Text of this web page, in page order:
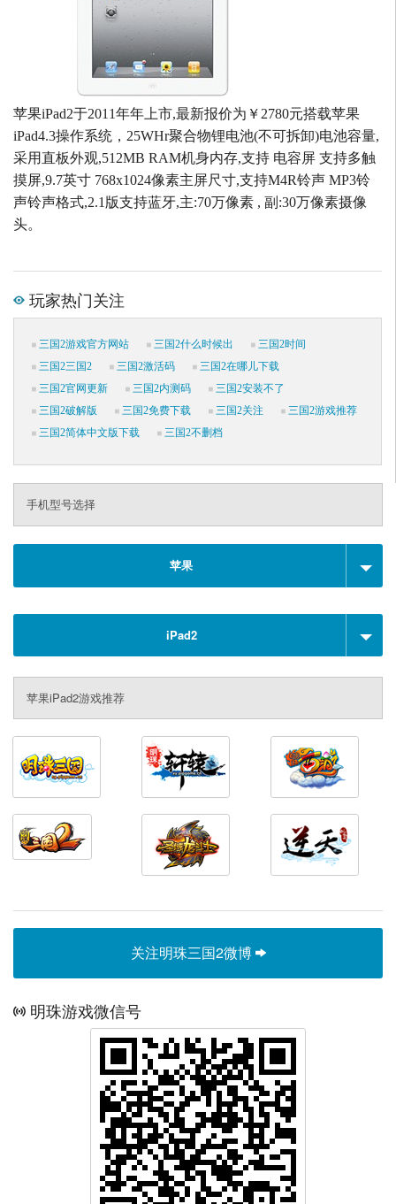
苹果iPad2于2011年年上市,最新报价为￥2780元搭载苹果
iPad4.3操作系统，25WHr聚合物锂电池(不可拆卸)电池容量,
采用直板外观,512MB RAM机身内存,支持 电容屏 支持多触
摸屏,9.7英寸 768x1024像素主屏尺寸,支持M4R铃声 MP3铃
声铃声格式,2.1版支持蓝牙,主:70万像素 , 副:30万像素摄像
头。
玩家热门关注
三国2游戏官方网站 三国2什么时候出
三国2时间
三国2三国2
三国2激活码
三国2在哪儿下载
三国2官网更新
三国2内测码
三国2安装不了
三国2破解版
三国2免费下载 三国2关注
三国2游戏推荐
三国2简体中文版下载
三国2不删档
手机型号选择
苹果
iPad2
苹果iPad2游戏推荐
关注明珠三国2微博
明珠游戏微信号